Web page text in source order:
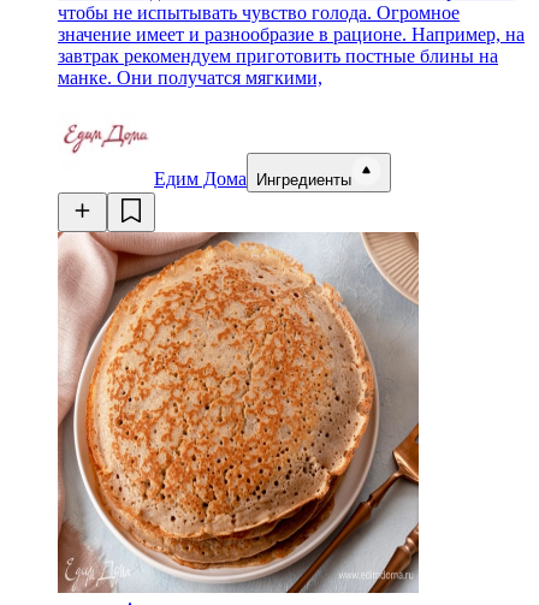
чтобы не испытывать чувство голода. Огромное
значение имеет и разнообразие в рационе. Например, на
завтрак рекомендуем приготовить постные блины на
манке. Они получатся мягкими,
Едим Дома Ингредиенты